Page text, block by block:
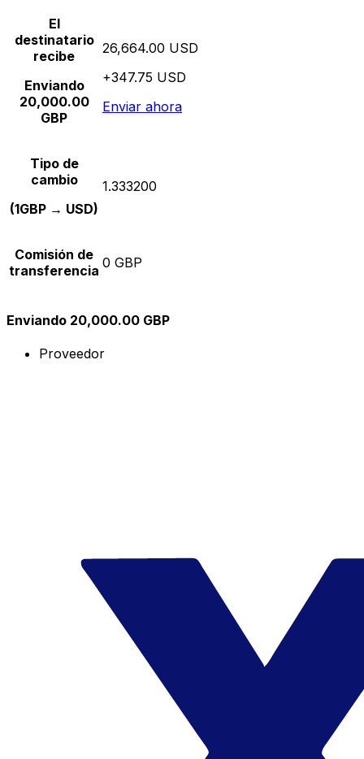
El
destinatario
recibe
Enviando
20,000.00
GBP
26,664.00 USD
+347.75 USD
Enviar ahora
Tipo de
cambio
(1GBP → USD)
1.333200
Comisión de
transferencia 0 GBP
Enviando 20,000.00 GBP
Proveedor